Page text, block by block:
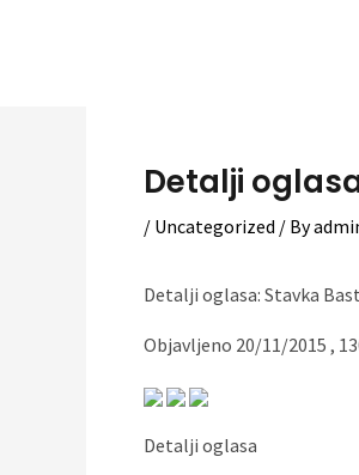
Detalji
/ Uncategorized / By
Detalji oglasa: Stavka
Objavljeno 20/11/2015 ,
Detalji oglasa